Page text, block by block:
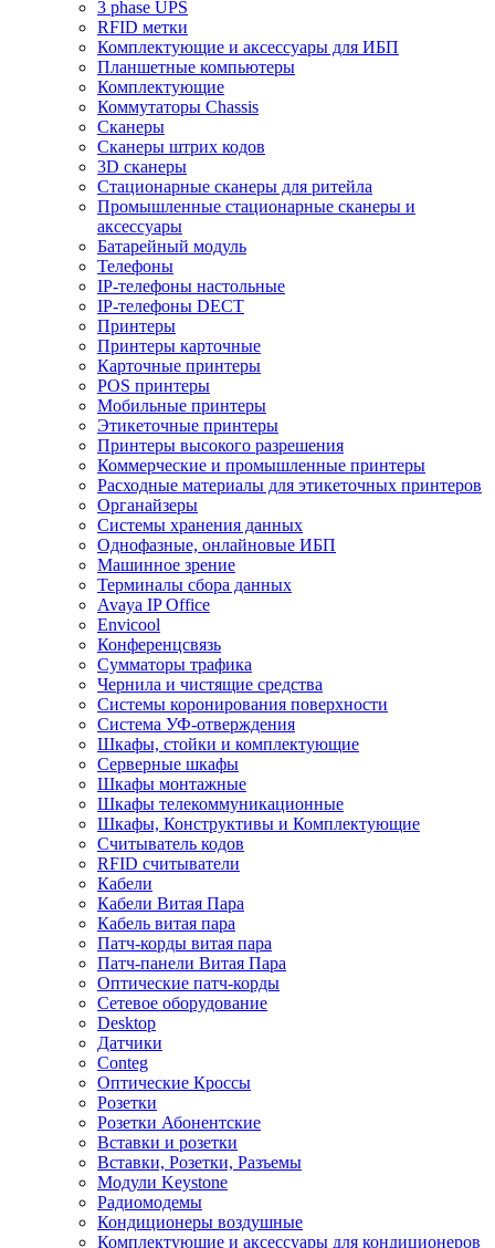
3 phase UPS
RFID метки
Комплектующие и аксессуары для ИБП
Планшетные компьютеры
Комплектующие
Коммутаторы Chassis
Сканеры
Сканеры штрих кодов
3D сканеры
Стационарные сканеры для ритейла
Промышленные стационарные сканеры и
аксессуары
Батарейный модуль
Телефоны
IP-телефоны настольные
IP-телефоны DECT
Принтеры
Принтеры карточные
Карточные принтеры
POS принтеры
Мобильные принтеры
Этикеточные принтеры
Принтеры высокого разрешения
Коммерческие и промышленные принтеры
Расходные материалы для этикеточных принтеров
Органайзеры
Системы хранения данных
Однофазные, онлайновые ИБП
Машинное зрение
Терминалы сбора данных
Avaya IP Office
Envicool
Конференцсвязь
Сумматоры трафика
Чернила и чистящие средства
Системы коронирования поверхности
Cистема УФ-отверждения
Шкафы, стойки и комплектующие
Серверные шкафы
Шкафы монтажные
Шкафы телекоммуникационные
Шкафы, Конструктивы и Комплектующие
Считыватель кодов
RFID считыватели
Кабели
Кабели Витая Пара
Кабель витая пара
Патч-корды витая пара
Патч-панели Витая Пара
Оптические патч-корды
Сетевое оборудование
Desktop
Датчики
Conteg
Оптические Кроссы
Розетки
Розетки Абонентские
Вставки и розетки
Вставки, Розетки, Разъемы
Модули Keystone
Радиомодемы
Кондиционеры воздушные
Комплектующие и аксессуары для кондиционеров